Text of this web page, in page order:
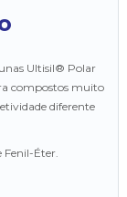
Ultisil® Polar
compostos muito
diferente
Fenil-Éter.